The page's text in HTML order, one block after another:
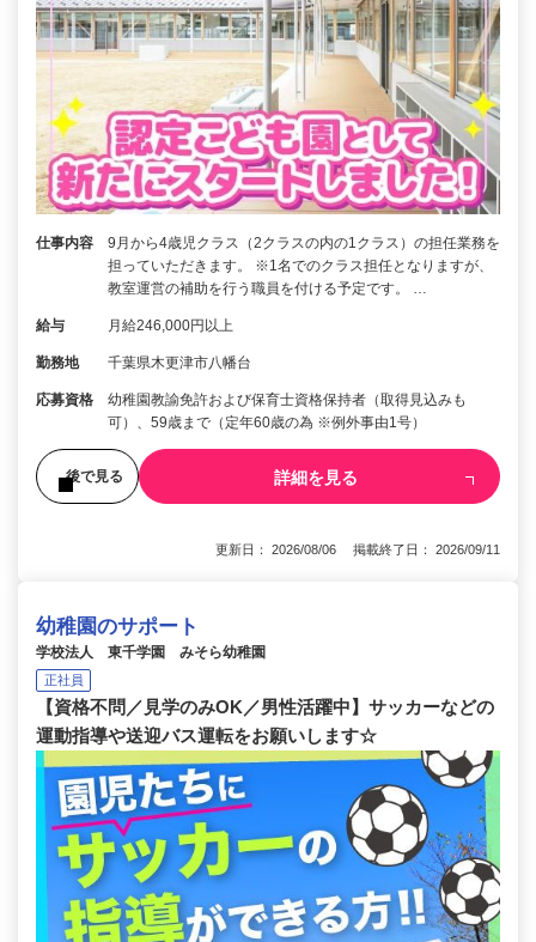
仕事内容
9月から4歳児クラス（2クラスの内の1クラス）の担任業務を
担っていただきます。 ※1名でのクラス担任となりますが、
教室運営の補助を行う職員を付ける予定です。 …
給与 月給246,000円以上
勤務地 千葉県木更津市八幡台
応募資格
幼稚園教諭免許および保育士資格保持者（取得見込みも
可）、59歳まで（定年60歳の為 ※例外事由1号）
後で見る 詳細を見る
更新日： 2026/08/06 掲載終了日： 2026/09/11
幼稚園のサポート
学校法人 東千学園 みそら幼稚園
正社員
【資格不問／見学のみOK／男性活躍中】サッカーなどの
運動指導や送迎バス運転をお願いします☆